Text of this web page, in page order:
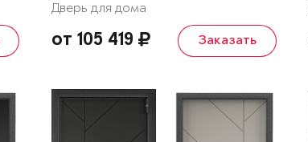
Дверь для дома
от 105 419 Заказать